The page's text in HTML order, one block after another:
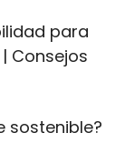
para
Consejos
sostenible?